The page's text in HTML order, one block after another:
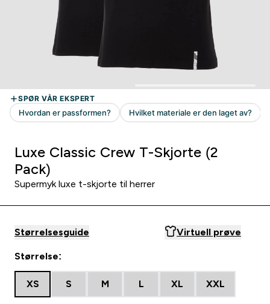
Luxe Classic Crew T-Skjorte (2
Pack)
Supermyk luxe t-skjorte til herrer
Størrelsesguide Virtuell prøve
Størrelse:
XS S M L XL XXL